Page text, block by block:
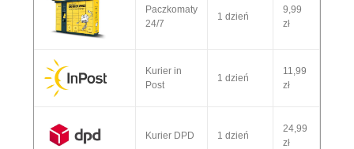
Paczkomaty
24/7
1 dzień
9,99
zł
Kurier in
Post
1 dzień
11,99
zł
Kurier DPD 1 dzień
24,99
zł